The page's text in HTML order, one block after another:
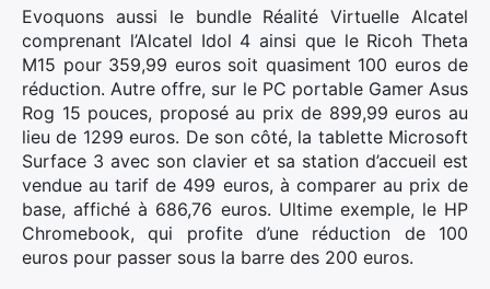
Evoquons aussi le bundle Réalité Virtuelle Alcatel
comprenant l’Alcatel Idol 4 ainsi que le Ricoh Theta
M15 pour 359,99 euros soit quasiment 100 euros de
réduction. Autre offre, sur le PC portable Gamer Asus
Rog 15 pouces, proposé au prix de 899,99 euros au
lieu de 1299 euros. De son côté, la tablette Microsoft
Surface 3 avec son clavier et sa station d’accueil est
vendue au tarif de 499 euros, à comparer au prix de
base, affiché à 686,76 euros. Ultime exemple, le HP
Chromebook, qui profite d’une réduction de 100
euros pour passer sous la barre des 200 euros.